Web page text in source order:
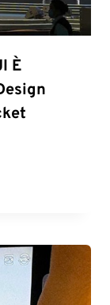
È